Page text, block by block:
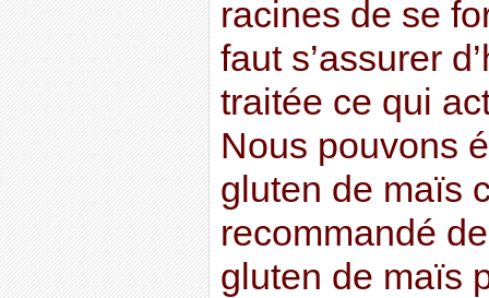
racines de se
faut s’assurer
traitée ce qui
Nous pouvons
gluten de maïs
recommandé
gluten de maïs